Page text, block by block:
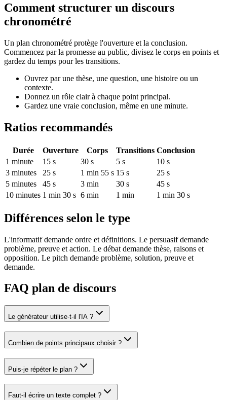
Comment structurer un discours
chronométré
Un plan chronométré protège l'ouverture et la conclusion.
Commencez par la promesse au public, divisez le corps en points et
gardez du temps pour les transitions.
Ouvrez par une thèse, une question, une histoire ou un
contexte.
Donnez un rôle clair à chaque point principal.
Gardez une vraie conclusion, même en une minute.
Ratios recommandés
Durée Ouverture Corps Transitions Conclusion
1 minute
15 s 30 s 5 s
10 s
3 minutes
25 s 1 min 55 s 15 s
25 s
5 minutes
45 s 3 min 30 s
45 s
10 minutes 1 min 30 s 6 min 1 min 1 min 30 s
Différences selon le type
L'informatif demande ordre et définitions. Le persuasif demande
problème, preuve et action. Le débat demande thèse, raisons et
opposition. Le pitch demande problème, solution, preuve et
demande.
FAQ plan de discours
Le générateur utilise-t-il l'IA ?
Combien de points principaux choisir ?
Puis-je répéter le plan ?
Faut-il écrire un texte complet ?